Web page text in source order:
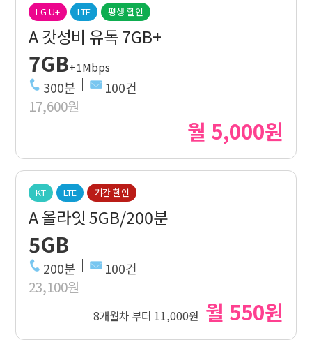
LG U+ LTE 평생 할인
A 갓성비 유독 7GB+
7GB+1Mbps
300분 100건
17,600원
월 5,000원
KT LTE 기간 할인
A 올라잇 5GB/200분
5GB
200분 100건
23,100원
8개월차 부터 11,000원 월 550원